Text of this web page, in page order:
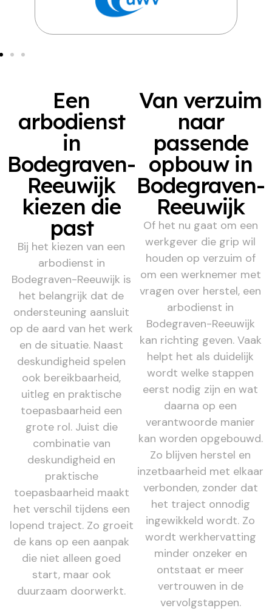
Een
arbodienst
in
Bodegraven-
Reeuwijk
kiezen die
past
Bij het kiezen van een
arbodienst in
Bodegraven-Reeuwijk is
het belangrijk dat de
ondersteuning aansluit
op de aard van het werk
en de situatie. Naast
deskundigheid spelen
ook bereikbaarheid,
uitleg en praktische
toepasbaarheid een
grote rol. Juist die
combinatie van
deskundigheid en
praktische
toepasbaarheid maakt
het verschil tijdens een
lopend traject. Zo groeit
de kans op een aanpak
die niet alleen goed
start, maar ook
duurzaam doorwerkt.
Van verzuim
naar
passende
opbouw in
Bodegraven-
Reeuwijk
Of het nu gaat om een
werkgever die grip wil
houden op verzuim of
om een werknemer met
vragen over herstel, een
arbodienst in
Bodegraven-Reeuwijk
kan richting geven. Vaak
helpt het als duidelijk
wordt welke stappen
eerst nodig zijn en wat
daarna op een
verantwoorde manier
kan worden opgebouwd.
Zo blijven herstel en
inzetbaarheid met elkaar
verbonden, zonder dat
het traject onnodig
ingewikkeld wordt. Zo
wordt werkhervatting
minder onzeker en
ontstaat er meer
vertrouwen in de
vervolgstappen.